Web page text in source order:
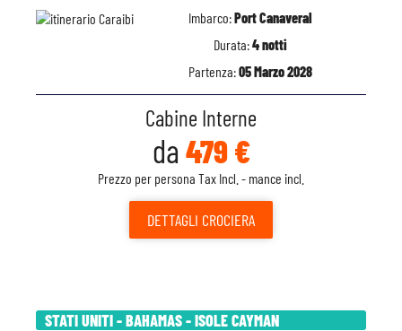
Imbarco:Port Canaveral
Durata:4 notti
Partenza:05 Marzo 2028
Cabine Interne
da 479 €
Prezzo per persona Tax Incl. - mance incl.
DETTAGLI CROCIERA
STATI UNITI - BAHAMAS - ISOLE CAYMAN